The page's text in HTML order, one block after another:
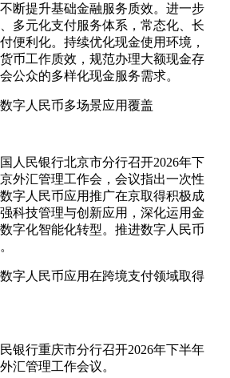
断提升基础金融服务质效。进一步
多元化支付服务体系，常态化、长
便利化。持续优化现金使用环境，
币工作质效，规范办理大额现金存
公众的多样化现金服务需求。
字人民币多场景应用覆盖
人民银行北京市分行召开2026年下
外汇管理工作会，会议指出一次性
字人民币应用推广在京取得积极成
科技管理与创新应用，深化运用金
字化智能化转型。推进数字人民币
字人民币应用在跨境支付领域取得
银行重庆市分行召开2026年下半年
汇管理工作会议。